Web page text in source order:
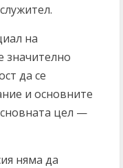
на
значително
да се
и основните
цел —
няма да